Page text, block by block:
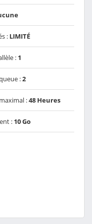
: LIMITÉ
: 1
:2
:48 Heures
: 10 Go